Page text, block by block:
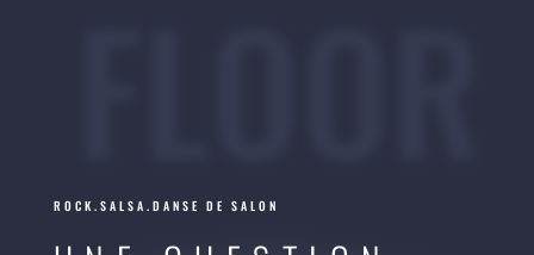
ROCK.SALSA.DANSE DE SALON